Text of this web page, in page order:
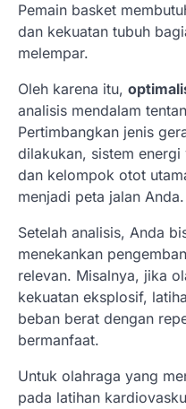
Pemain basket
dan kekuatan tubuh
melempar.
Oleh karena itu,
analisis mendalam
Pertimbangkan jenis
dilakukan, sistem
dan kelompok otot
menjadi peta jalan Anda.
Setelah analisis, Anda
menekankan
relevan. Misalnya, jika
kekuatan eksplosif,
beban berat dengan
bermanfaat.
Untuk olahraga yang
pada latihan